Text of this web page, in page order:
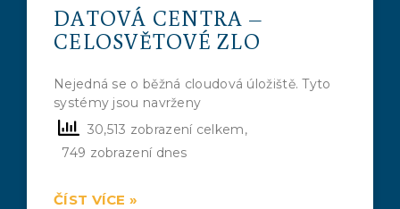
DATOVÁ CENTRA –
CELOSVĚTOVÉ ZLO
Nejedná se o běžná cloudová úložiště. Tyto
systémy jsou navrženy
30,513 zobrazení celkem,
749 zobrazení dnes
ČÍST VÍCE »